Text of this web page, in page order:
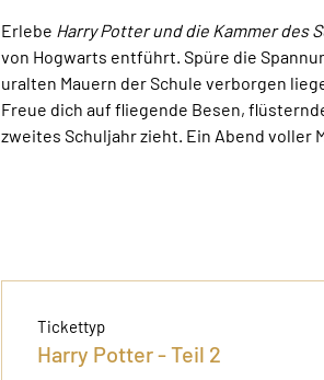
Erlebe Harry Potter und die Kammer des
von Hogwarts entführt. Spüre die
uralten Mauern der Schule verborgen
Freue dich auf fliegende Besen,
zweites Schuljahr zieht. Ein Abend voller
Tickettyp
Harry Potter - Teil 2